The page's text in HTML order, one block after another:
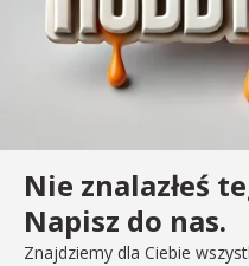
Nie znalazłeś
Napisz do nas.
Znajdziemy dla Ciebie